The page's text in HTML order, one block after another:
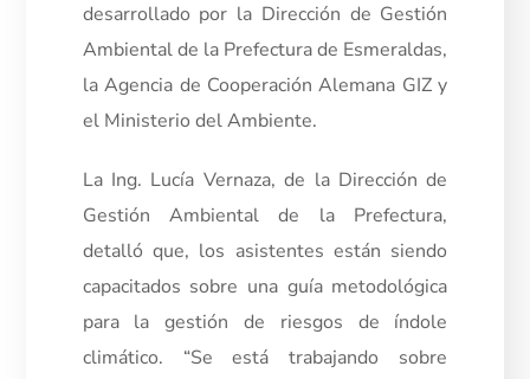
desarrollado por la Dirección de Gestión
Ambiental de la Prefectura de Esmeraldas,
la Agencia de Cooperación Alemana GIZ y
el Ministerio del Ambiente.
La Ing. Lucía Vernaza, de la Dirección de
Gestión Ambiental de la Prefectura,
detalló que, los asistentes están siendo
capacitados sobre una guía metodológica
para la gestión de riesgos de índole
climático. “Se está trabajando sobre